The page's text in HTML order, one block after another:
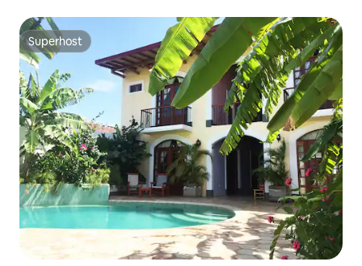
Superhost
Superhost